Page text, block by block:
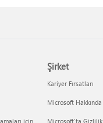
için
Şirket
Kariyer Fırsatları
Microsoft Hakkında
Microsoft'ta Gizlilik